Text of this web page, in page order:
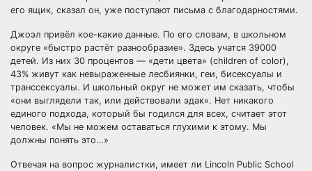
его ящик, сказал он, уже поступают письма с благодарностями.
Джоэл привёл кое-какие данные. По его словам, в школьном
округе «быстро растёт разнообразие». Здесь учатся 39000
детей. Из них 30 процентов — «дети цвета» (children of color),
43% живут как невыраженные лесбиянки, геи, бисексуалы и
транссексуалы. И школьный округ не может им сказать, чтобы
«они выглядели так, или действовали эдак». Нет никакого
единого подхода, который бы годился для всех, считает этот
человек. «Мы не можем оставаться глухими к этому. Мы
должны понять это…»
Отвечая на вопрос журналистки, имеет ли Lincoln Public School